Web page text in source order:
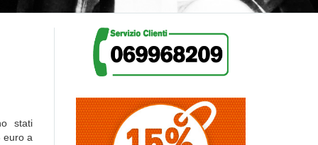
stati
euro a